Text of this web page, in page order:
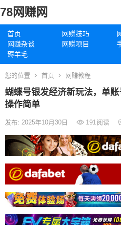
78网赚网
首页 网赚技巧
网赚杂谈
网赚项目
薅羊毛
您的位置 首页 网赚教程
蝴蝶号银发经济新玩法，单
操作简单
发布: 2025年10月30日 191阅读